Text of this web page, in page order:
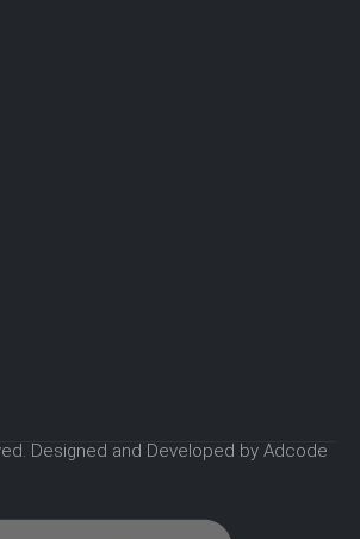
Designed and Developed by Adcode